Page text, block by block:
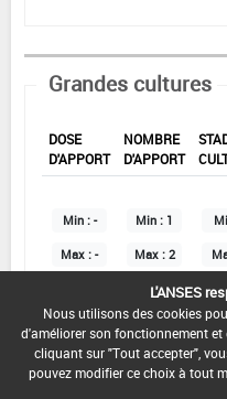
Grandes cultures
DOSE
D'APPORT
NOMBRE
D'APPORT
Min : -
Max : -
Min : 1
Max : 2
DATE D'AUTORISATION
06/12/2018
L'ANSES
Nous utilisons des cookies
d'améliorer son fonctionnement et
cliquant sur "Tout accepter",
pouvez modifier ce choix à tout